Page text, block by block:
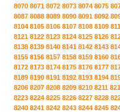
8070 8071 8072 8073 8074 8075
8087 8088 8089 8090 8091 8092
8104 8105 8106 8107 8108 8109
8121 8122 8123 8124 8125 8126
8138 8139 8140 8141 8142 8143
8155 8156 8157 8158 8159 8160
8172 8173 8174 8175 8176 8177
8189 8190 8191 8192 8193 8194
8206 8207 8208 8209 8210 8211
8223 8224 8225 8226 8227 8228
8240 8241 8242 8243 8244 8245